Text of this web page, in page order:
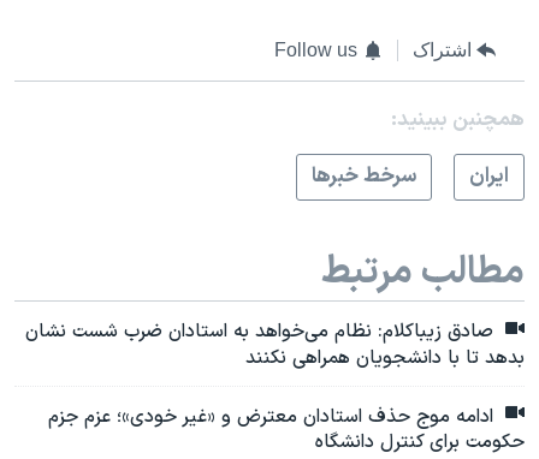
اشتراک Follow us
همچنبن ببینید:
ايران
سرخط خبرها
مطالب مرتبط
صادق زیباکلام: نظام می‌خواهد به استادان ضرب شست نشان
بدهد تا با دانشجویان همراهی نکنند
ادامه موج حذف استادان معترض و «غیر خودی»؛ عزم جزم
حکومت برای کنترل دانشگاه